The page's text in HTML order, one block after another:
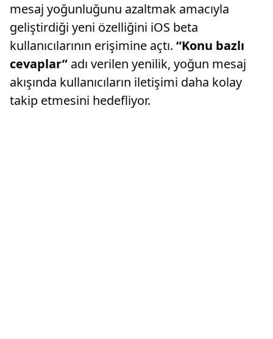
mesaj yoğunluğunu azaltmak amacıyla
geliştirdiği yeni özelliğini iOS beta
kullanıcılarının erişimine açtı. “Konu bazlı
cevaplar” adı verilen yenilik, yoğun mesaj
akışında kullanıcıların iletişimi daha kolay
takip etmesini hedefliyor.